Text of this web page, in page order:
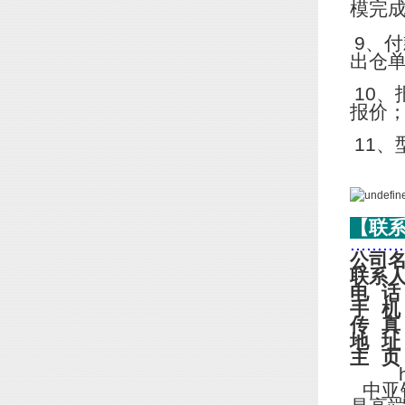
模完
9、
出仓
10、
报价
11、
【联
公司
联系
电 话
手 机
传 真
地 址
主 页
中亚